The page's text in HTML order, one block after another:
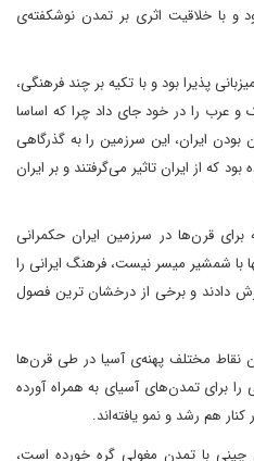
با خلاقیت اثری بر تمدن نوشکفته‌ی
پذیرا بود و با تکیه بر چند فرهنگی،
و عرب را در خود جای داد چرا که اساسا
بودن ایران، این سرزمین را به گذرگاهی
که از ایران تاثیر ‌می‌گرفتند و بر ایران
قرن‌ها در سرزمین ایران حکمرانی
با شمشیر میسر نیست، فرهنگ ایرانی را
دادند و برخی از درخشان ترین فصول
نقاط مختلف پهنه‌ی آسیا در طی قرن‌ها
برای تمدن‌های آسیای به همراه آورده
هم رشد و نمو یافته‌اند.
چینی با تمدن مغولی گره خورده است،